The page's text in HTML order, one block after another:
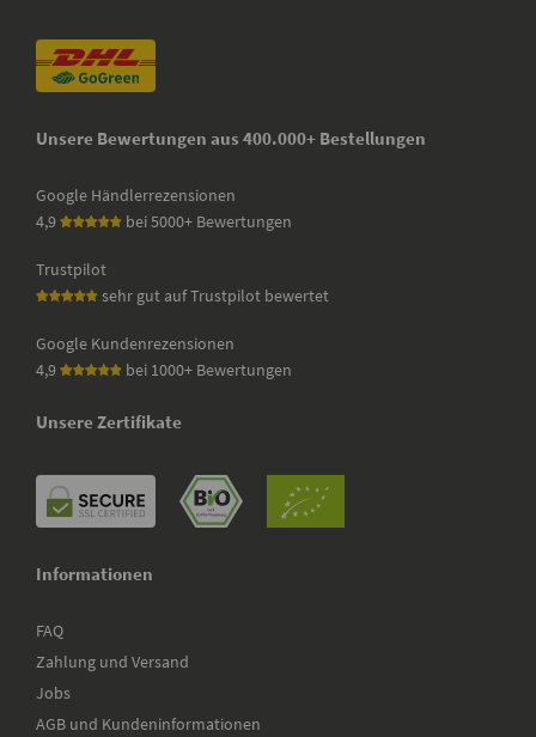
Unsere Bewertungen aus 400.000+ Bestellungen
Google Händlerrezensionen
4,9
bei 5000+ Bewertungen
Trustpilot
sehr gut auf Trustpilot bewertet
Google Kundenrezensionen
4,9
bei 1000+ Bewertungen
Unsere Zertifikate
Informationen
FAQ
Zahlung und Versand
Jobs
AGB und Kundeninformationen